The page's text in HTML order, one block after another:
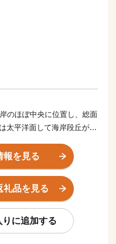
のほぼ中央に位置し、総面
太平洋面して海岸段丘が広
す。
川が流れ、印南原付近から
て太平洋に注いでいます。
伝説や言伝えを残す歴史遺
、観光面でも魅力を秘めた
報を見る
礼品を見る
りに追加する